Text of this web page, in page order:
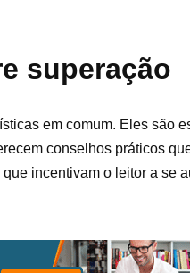
superação
em comum. Eles são
conselhos práticos
incentivam o leitor a se